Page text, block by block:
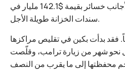
وحده، سجّل المستثمرون الأجانب خسائر بقيمة $142.1 مليار في
سندات الخزانة طويلة الأجل.
فقد بدأت بكين في تقليص مراكزها
نحو شهر من زيارة ترامب، وقلّصت